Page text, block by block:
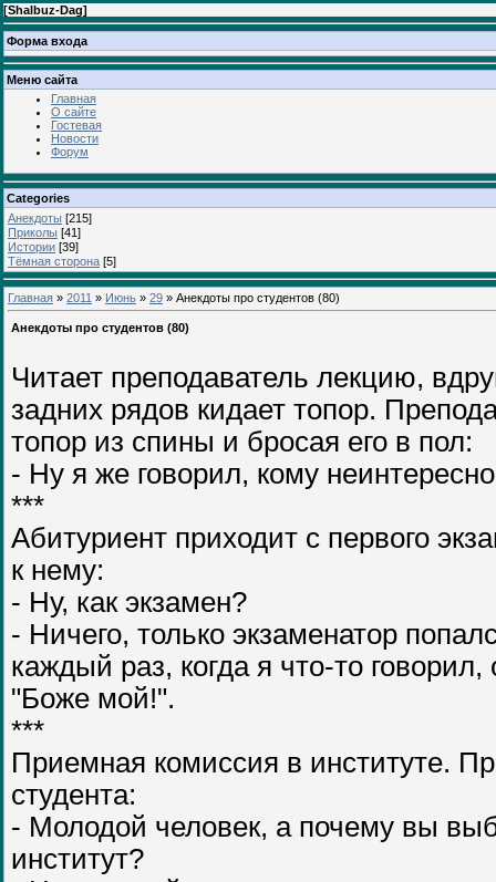
[Shalbuz-Dag]
Форма входа
Меню сайта
Главная
О сайте
Гостевая
Новости
Форум
Categories
Анекдоты [215]
Приколы [41]
Истории [39]
Тёмная сторона [5]
Главная » 2011 » Июнь » 29 » Анекдоты про студентов (80)
Анекдоты про студентов (80)
Читает преподаватель лекцию,
задних рядов кидает топор.
топор из спины и бросая его в пол:
- Ну я же говорил, кому
***
Абитуриент приходит с первого
к нему:
- Ну, как экзамен?
- Ничего, только экзаменатор
каждый раз, когда я что-то
"Боже мой!".
***
Приемная комиссия в институте.
студента:
- Молодой человек, а почему вы
институт?